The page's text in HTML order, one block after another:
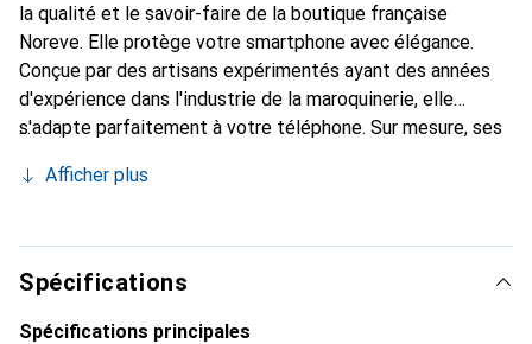
la qualité et le savoir-faire de la boutique française
Noreve. Elle protège votre smartphone avec élégance.
Conçue par des artisans expérimentés ayant des années
d'expérience dans l'industrie de la maroquinerie, elle
s'adapte parfaitement à votre téléphone. Sur mesure, ses
devient l'accessoire chic et indispensable pour votre
produits de haute qualité, la marque Noreve est un choix
fiable pour une clientèle exigeante.
Afficher plus
Spécifications
Spécifications principales